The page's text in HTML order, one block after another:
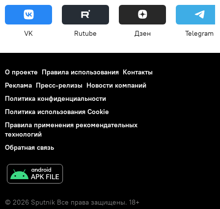
VK Rutube Дзен Telegram
О проекте Правила использования Контакты
Реклама Пресс-релизы Новости компаний
Политика конфиденциальности
Политика использования Cookie
Правила применения рекомендательных
технологий
Обратная связь
© 2026 Sputnik Все права защищены. 18+